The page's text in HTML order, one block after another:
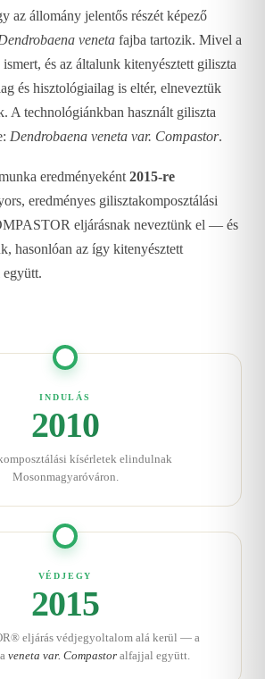
az állomány jelentős részét képező
veneta fajba tartozik. Mivel a
és az általunk kitenyésztett giliszta
és hisztológiailag is eltér, elneveztük
A technológiánkban használt giliszta
Dendrobaena veneta var. Compastor.
eredményeként 2015-re
eredményes gilisztakomposztálási
eljárásnak neveztünk el — és
hasonlóan az így kitenyésztett
INDULÁS
2010
kísérletek elindulnak
Mosonmagyaróváron.
VÉDJEGY
2015
eljárás védjegyoltalom alá kerül — a
veneta var. Compastoralfajjal együtt.